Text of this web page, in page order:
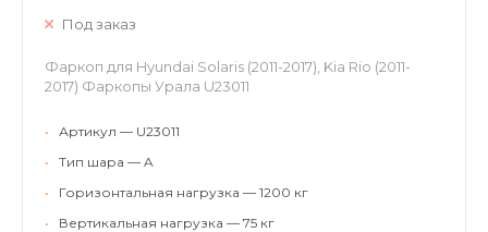
Под заказ
Фаркоп для Hyundai Solaris (2011-2017), Kia Rio (2011-
2017) Фаркопы Урала U23011
•
Артикул — U23011
•
Тип шара — A
•
Горизонтальная нагрузка — 1200 кг
•
Вертикальная нагрузка — 75 кг